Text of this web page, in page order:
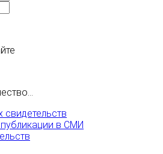
в СМИ